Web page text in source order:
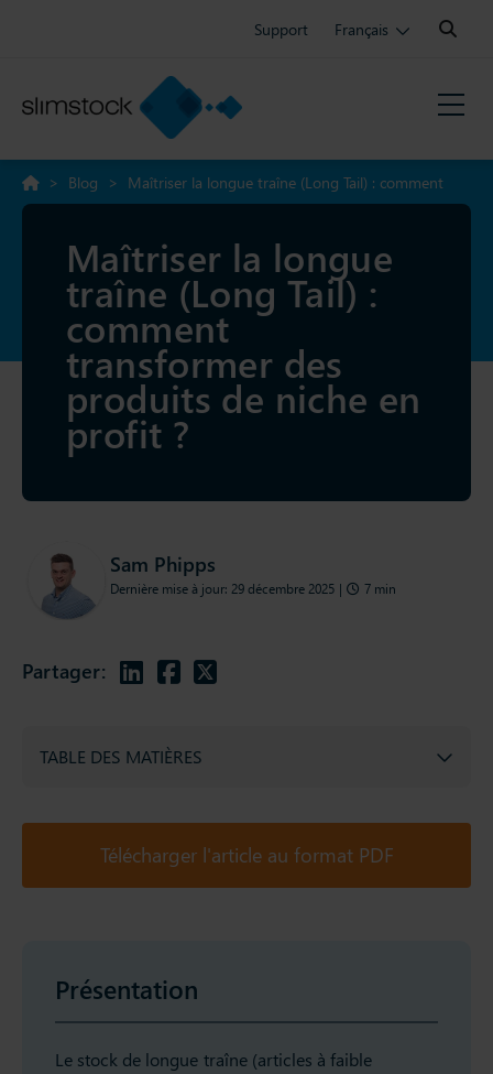
Support Français
Search:
> Blog > Maîtriser la longue traîne (Long Tail) : comment
transformer des produits de niche en profit ?
Maîtriser la longue
traîne (Long Tail) :
comment
transformer des
produits de niche en
profit ?
Partager:
Sam Phipps
Dernière mise à jour: 29 décembre 2025 | 7 min
TABLE DES MATIÈRES
Télécharger l'article au format PDF
Présentation
Le stock de longue traîne (articles à faible